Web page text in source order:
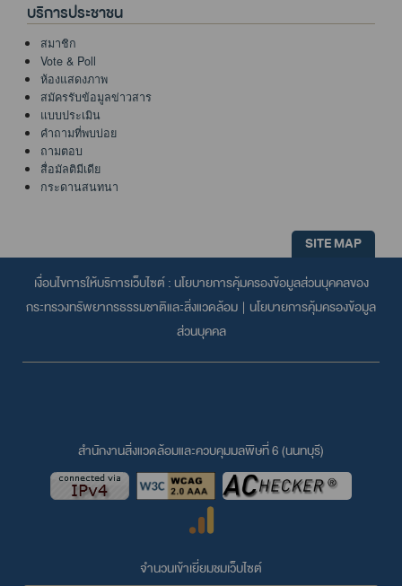
บริการประชาชน
สมาชิก
Vote & Poll
ห้องแสดงภาพ
สมัครรับข้อมูลข่าวสาร
แบบประเมิน
คำถามที่พบบ่อย
ถามตอบ
สื่อมัลติมีเดีย
กระดานสนทนา
SITE MAP
เงื่อนไขการให้บริการเว็บไซต์ : นโยบายการคุ้มครองข้อมูลส่วนบุคคลของ
กระทรวงทรัพยากรธรรมชาติและสิ่งแวดล้อม | นโยบายการคุ้มครองข้อมูล
ส่วนบุคคล
สำนักงานสิ่งแวดล้อมและควบคุมมลพิษที่ 6 (นนทบุรี)
จำนวนเข้าเยี่ยมชมเว็บไซต์